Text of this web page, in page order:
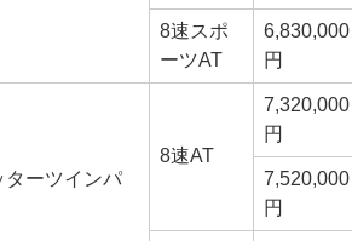
8速スポ
ーツAT
6,830,000
円
ターツインパ
8速AT
7,320,000
円
7,520,000
円